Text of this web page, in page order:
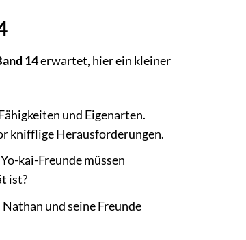
14erwartet, hier ein kleiner
und Eigenarten.
knifflige Herausforderungen.
kai-Freunde müssen
ist?
und seine Freunde